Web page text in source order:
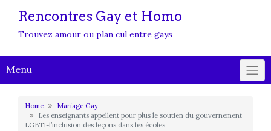
Rencontres Gay et Homo
Trouvez amour ou plan cul entre gays
Menu
Home
Mariage Gay
Les enseignants appellent pour plus le soutien du gouvernement
LGBTI-l’inclusion des leçons dans les écoles